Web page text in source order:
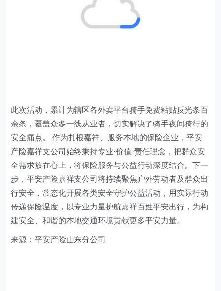
此次活动，累计为辖区各外卖平台骑手免费粘贴反光条百
余条 ，覆盖众多一线从业者，切实解决了骑手夜间骑行的
安全痛点。 作为扎根嘉祥、服务本地的保险企业，平安
产险嘉祥支公司始终秉持专业·价值·责任理念，把群众安
全需求放在心上，将保险服务与公益行动深度结合。下一
步，平安产险嘉祥支公司将持续聚焦户外劳动者及群众出
行安全，常态化开展各类安全守护公益活动，用实际行动
传递保险温度，以专业力量护航嘉祥百姓平安出行，为构
建安全、和谐的本地交通环境贡献更多平安力量。
来源：平安产险山东分公司